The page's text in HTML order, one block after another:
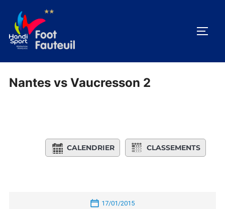
contenu
Nantes vs Vaucresson 2
CALENDRIER CLASSEMENTS
17/01/2015